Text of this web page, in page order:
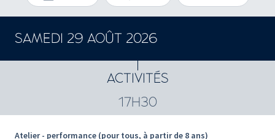
SAMEDI 29 AOÛT 2026
ACTIVITÉS
17H30
Atelier - performance (pour tous, à partir de 8 ans)